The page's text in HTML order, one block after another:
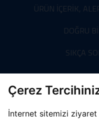
Çerez
İnternet sitemizi
ÜRÜN İÇERİK,
DOĞRU
SIKÇA